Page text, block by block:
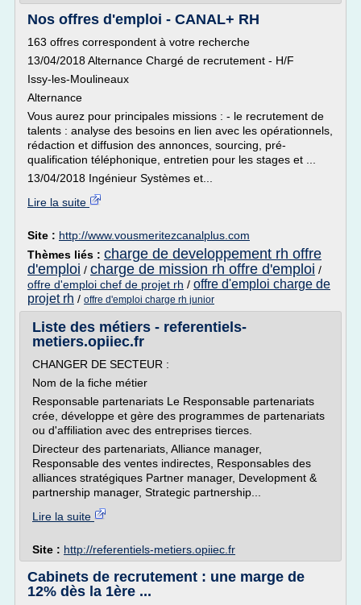
Nos offres d'emploi - CANAL+ RH
163 offres correspondent à votre recherche
13/04/2018 Alternance Chargé de recrutement - H/F
Issy-les-Moulineaux
Alternance
Vous aurez pour principales missions : - le recrutement de
talents : analyse des besoins en lien avec les opérationnels,
rédaction et diffusion des annonces, sourcing, pré-
qualification téléphonique, entretien pour les stages et ...
13/04/2018 Ingénieur Systèmes et...
Lire la suite
Site : http://www.vousmeritezcanalplus.com
Thèmes liés : charge de developpement rh offre
d'emploi / charge de mission rh offre d'emploi /
offre d'emploi chef de projet rh / offre d'emploi charge de
projet rh / offre d'emploi charge rh junior
Liste des métiers - referentiels-
metiers.opiiec.fr
CHANGER DE SECTEUR :
Nom de la fiche métier
Responsable partenariats Le Responsable partenariats
crée, développe et gère des programmes de partenariats
ou d'affiliation avec des entreprises tierces.
Directeur des partenariats, Alliance manager,
Responsable des ventes indirectes, Responsables des
alliances stratégiques Partner manager, Development &
partnership manager, Strategic partnership...
Lire la suite
Site : http://referentiels-metiers.opiiec.fr
Cabinets de recrutement : une marge de
12% dès la 1ère ...